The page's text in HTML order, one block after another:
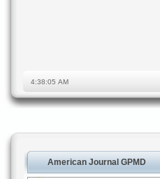
American Journal GPMD